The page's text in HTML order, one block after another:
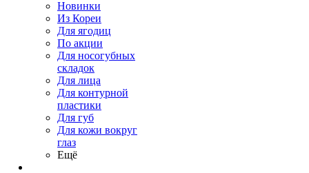
Новинки
Из Кореи
Для ягодиц
По акции
Для носогубных
складок
Для лица
Для контурной
пластики
Для губ
Для кожи вокруг
глаз
Ещё